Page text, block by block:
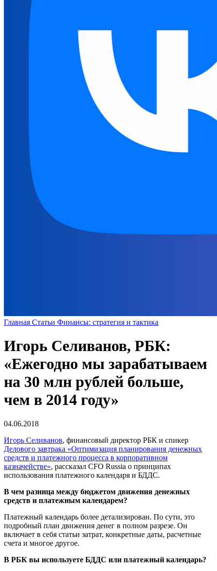
Главная Статьи Финансы: стратегия и тактика
Игорь Селиванов, РБК:
«Ежегодно мы зарабатываем
на 30 млн рублей больше,
чем в 2014 году»
04.06.2018
Игорь Селиванов, финансовый директор РБК и спикер
Делового завтрака «Оптимизация планирования денежных
средств и платежного процесса в корпоративном
казначействе», рассказал CFO Russia о принципах
использования платежного календаря и БДДС.
В чем разница между бюджетом движения денежных
средств и платежным календарем?
Платежный календарь более детализирован. По сути, это
подробный план движения денег в полном разрезе. Он
включает в себя статьи затрат, конкретные даты, расчетные
счета и многое другое.
В РБК вы используете БДДС или платежный календарь?